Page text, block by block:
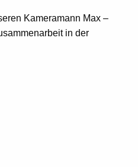
Kameramann Max –
in der